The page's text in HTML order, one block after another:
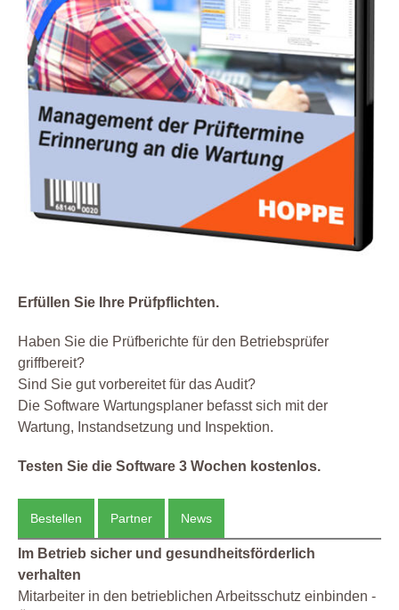
Erfüllen Sie Ihre Prüfpflichten.
Haben Sie die Prüfberichte für den Betriebsprüfer
griffbereit?
Sind Sie gut vorbereitet für das Audit?
Die Software Wartungsplaner befasst sich mit der
Wartung, Instandsetzung und Inspektion.
Testen Sie die Software 3 Wochen kostenlos.
Bestellen Partner News
Im Betrieb sicher und gesundheitsförderlich
verhalten
Mitarbeiter in den betrieblichen Arbeitsschutz einbinden -